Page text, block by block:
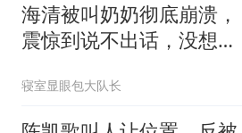
海清被叫奶奶彻底崩溃，
震惊到说不出话，没想到
寝室显眼包大队长